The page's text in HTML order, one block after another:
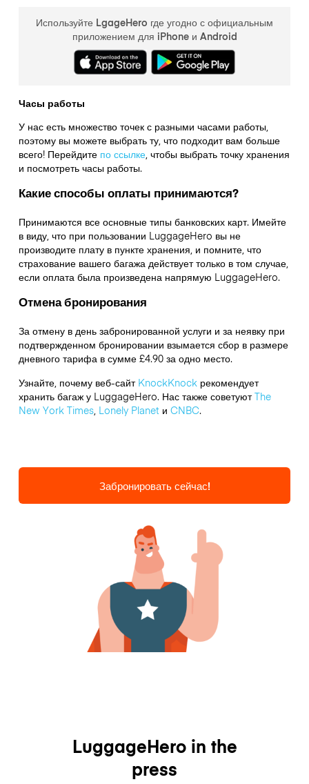
Используйте LgageHero где угодно с официальным
приложением для iPhone и Android
Часы работы
У нас есть множество точек с разными часами работы,
поэтому вы можете выбрать ту, что подходит вам больше
всего! Перейдите по ссылке, чтобы выбрать точку хранения
и посмотреть часы работы.
Какие способы оплаты принимаются?
Принимаются все основные типы банковских карт. Имейте
в виду, что при пользовании LuggageHero вы не
производите плату в пункте хранения, и помните, что
страхование вашего багажа действует только в том случае,
если оплата была произведена напрямую LuggageHero.
Отмена бронирования
За отмену в день забронированной услуги и за неявку при
подтвержденном бронировании взымается сбор в размере
дневного тарифа в сумме £4.90 за одно место.
Узнайте, почему веб-сайт KnockKnockрекомендует
хранить багаж у LuggageHero. Нас также советуютThe
New York Times, Lonely Planetи CNBC.
Забронировать сейчас!
LuggageHero in the
press